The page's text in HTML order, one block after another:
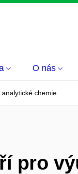
O nás
chemie
pro